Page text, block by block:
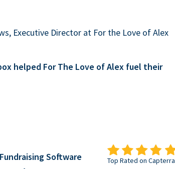
Executive Director at For the Love of Alex
helped For The Love of Alex fuel their
Fundraising Software
Top Rated on Capterra